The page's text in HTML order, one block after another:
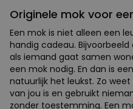
Originele mok voor
Een mok is niet alleen een
handig cadeau.
als iemand gaat samen
een mok nodig. En dan is
natuurlijk het leukst. Zo
van jou is en gebruikt
zonder toestemming. Een